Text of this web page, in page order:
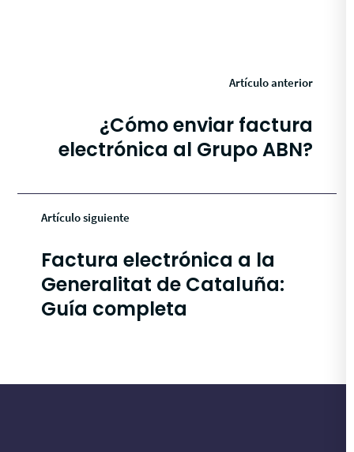
Artículo anterior
¿Cómo enviar factura
electrónica al Grupo ABN?
Artículo siguiente
Factura electrónica a la
Generalitat de Cataluña:
Guía completa